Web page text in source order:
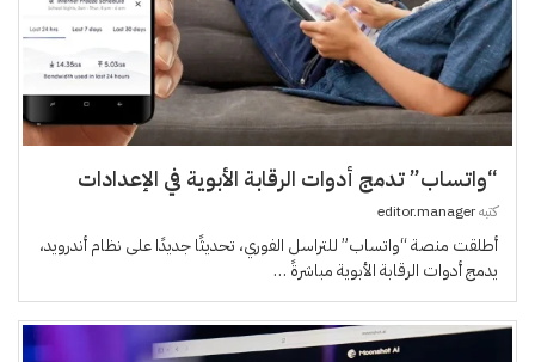
“واتساب” تدمج أدوات الرقابة الأبوية في الإعدادات
كتبهeditor.manager
أطلقت منصة “واتساب” للتراسل الفوري، تحديثًا جديدًا على نظام أندرويد،
يدمج أدوات الرقابة الأبوية مباشرةً …